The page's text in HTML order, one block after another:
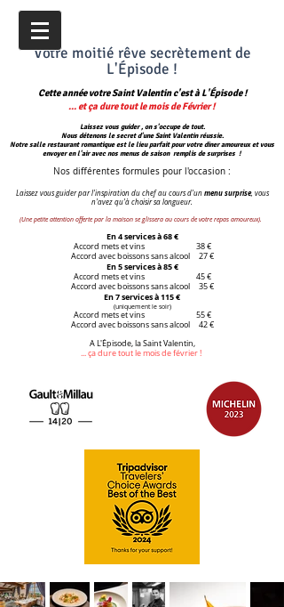
Votre moitié rêve secrètement de
L'Épisode !
Cette année votre Saint Valentin c'est à L'Épisode !
... et ça dure tout le mois de Février !
Laissez vous guider , on s'occupe de tout.
Nous détenons le secret d'une Saint Valentin réussie​.
Notre salle restaurant romantique est le lieu parfait pour votre diner amoureux et vous
envoyer en l'air avec nos menus de saison remplis de surprises !
Nos différentes formules pour l'occasion :
Laissez vous guider par l'inspiration du chef au cours d'un menu surprise, vous
n'avez qu'à choisir sa longueur.
(Une petite attention offerte par la maison se glissera au cours de votre repas amoureux).
En 4 services à 68 €
Accord mets et vins 38 €
Accord avec boissons sans alcool 27 €
En 5 services à 85 €
Accord mets et vins 45 €
Accord avec boissons sans alcool 35 €
En 7 services à 115 €
(uniquement le soir)
Accord mets et vins 55 €
Accord avec boissons sans alcool 42 €
A L'Épisode, la Saint Valentin,
... ça dure tout le mois de février !